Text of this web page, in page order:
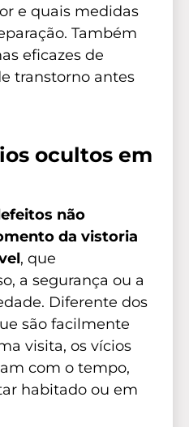
e quais medidas
Também
eficazes de
transtorno antes
ocultos em
não
da vistoria
, que
a segurança ou a
Diferente dos
são facilmente
visita, os vícios
com o tempo,
habitado ou em